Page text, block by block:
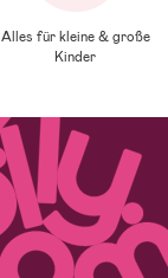
Alles für kleine & große
Kinder